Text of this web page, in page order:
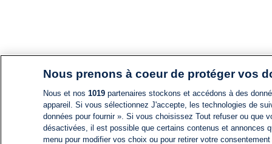
Nous prenons à coeur de protéger vos
Nous et nos 1019partenaires stockons et accédons à des
appareil. Si vous sélectionnez J'accepte, les technologies de
données pour fournir ». Si vous choisissez Tout refuser ou
désactivées, il est possible que certains contenus et annonces
menu pour modifier vos choix ou pour retirer votre